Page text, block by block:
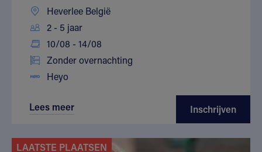
Heverlee België
2 - 5 jaar
10/08 - 14/08
Zonder overnachting
Heyo
Lees meer Inschrijven
LAATSTE PLAATSEN